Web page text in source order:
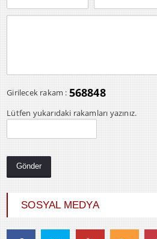
Girilecek rakam : 568848
Lütfen yukarıdaki rakamları yazınız.
SOSYAL MEDYA